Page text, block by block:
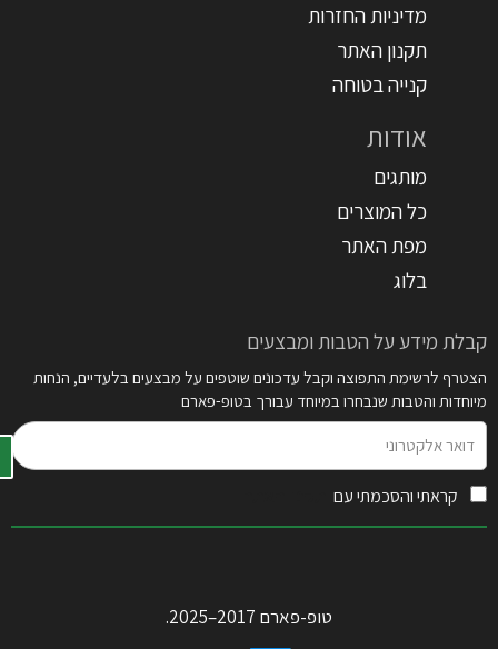
מדיניות החזרות
תקנון האתר
קנייה בטוחה
אודות
מותגים
כל המוצרים
מפת האתר
בלוג
קבלת מידע על הטבות ומבצעים
הצטרף לרשימת התפוצה וקבל עדכונים שוטפים על מבצעים בלעדיים, הנחות
מיוחדות והטבות שנבחרו במיוחד עבורך בטופ-פארם
אלקטרוני
קראתי והסכמתי עם
טופ-פארם 2017–2025.